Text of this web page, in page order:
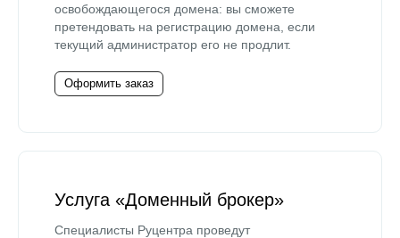
освобождающегося домена: вы сможете
претендовать на регистрацию домена, если
текущий администратор его не продлит.
Оформить заказ
Услуга «Доменный брокер»
Специалисты Руцентра проведут